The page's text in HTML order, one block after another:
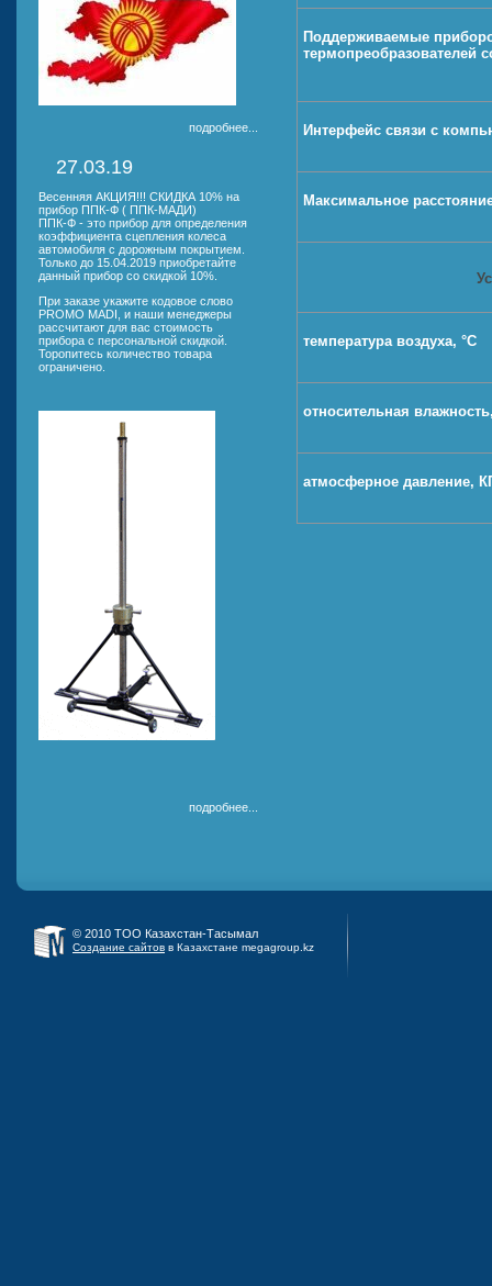
подробнее...
27.03.19
Весенняя АКЦИЯ!!! СКИДКА 10% на
прибор ППК-Ф ( ППК-МАДИ)
ППК-Ф - это прибор для определения
коэффициента сцепления колеса
автомобиля с дорожным покрытием.
Только до 15.04.2019 приобретайте
данный прибор со скидкой 10%.
При заказе укажите кодовое слово
PROMO MADI, и наши менеджеры
рассчитают для вас стоимость
прибора с персональной скидкой.
Торопитесь количество товара
ограничено.
подробнее...
Поддерживаемые
термопреобразователей
Интерфейс связи с
Максимальное
температура воздуха, °С
относительная
атмосферное давление,
© 2010 ТОО Казахстан-Тасымал
Создание сайтов в Казахстане megagroup.kz